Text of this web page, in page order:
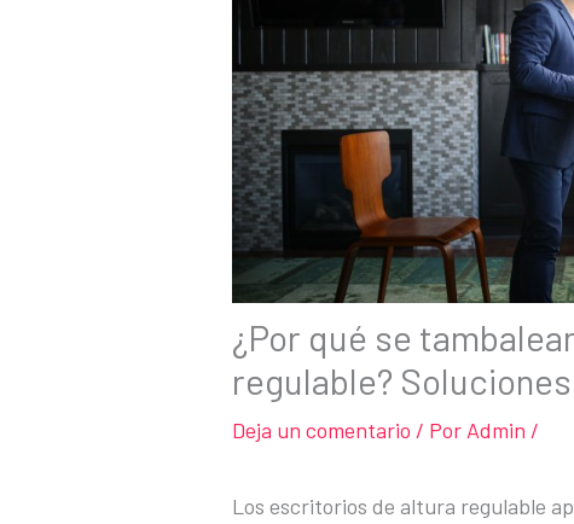
¿Por qué se
regulable?
Deja un comentario / Por Admin /
Los escritorios de altura regulable